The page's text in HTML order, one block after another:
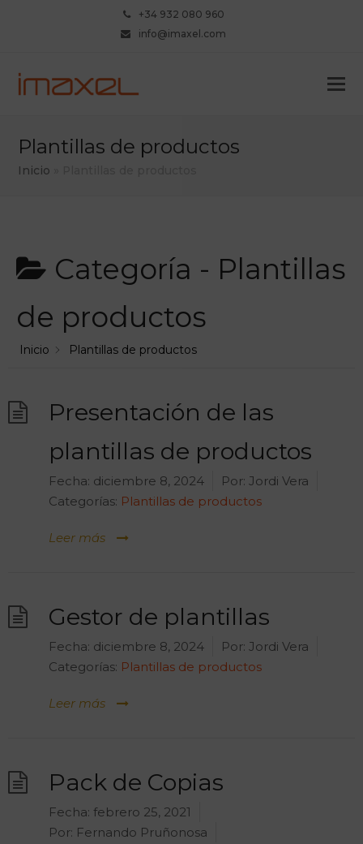
+34 932 080 960
info@imaxel.com
Plantillas de productos
Inicio
Categoría - Plantillas
de productos
Inicio Plantillas de productos
Presentación de las
plantillas de productos
Fecha: diciembre 8, 2024 Por: Jordi Vera
Categorías: Plantillas de productos
Leer más
Gestor de plantillas
Fecha: diciembre 8, 2024 Por: Jordi Vera
Categorías: Plantillas de productos
Leer más
Pack de Copias
Fecha: febrero 25, 2021
Por: Fernando Pruñonosa